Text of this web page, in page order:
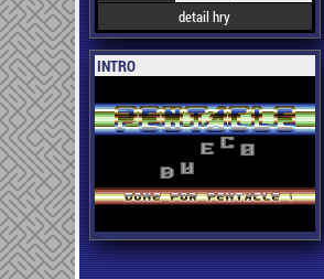
detail hry
INTRO